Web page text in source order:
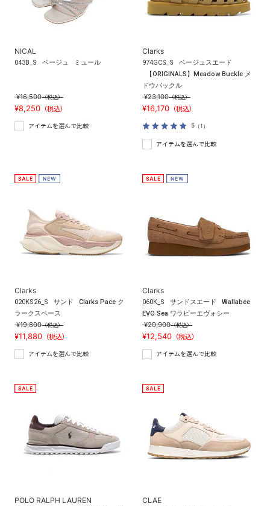
NICAL
043B_S ベージュ ミュール
¥16,500（税込）
¥8,250 （税込）
アイテムを選んで比較
Clarks
974GCS_S
ベージュスエード
【ORIGINALS】Meadow Buckle メ
ドウバックル
¥23,100（税込）
¥16,170 （税込）
5（1）
アイテムを選んで比較
Clarks
020KS26_S サンド
Clarks Pace ク
ラークスペース
¥19,800（税込）
¥11,880 （税込）
アイテムを選んで比較
Clarks
060K_S サンドスエード
Wallabee
EVO Sea ワラビーエヴォシー
¥20,900（税込）
¥12,540 （税込）
アイテムを選んで比較
POLO RALPH LAUREN CLAE